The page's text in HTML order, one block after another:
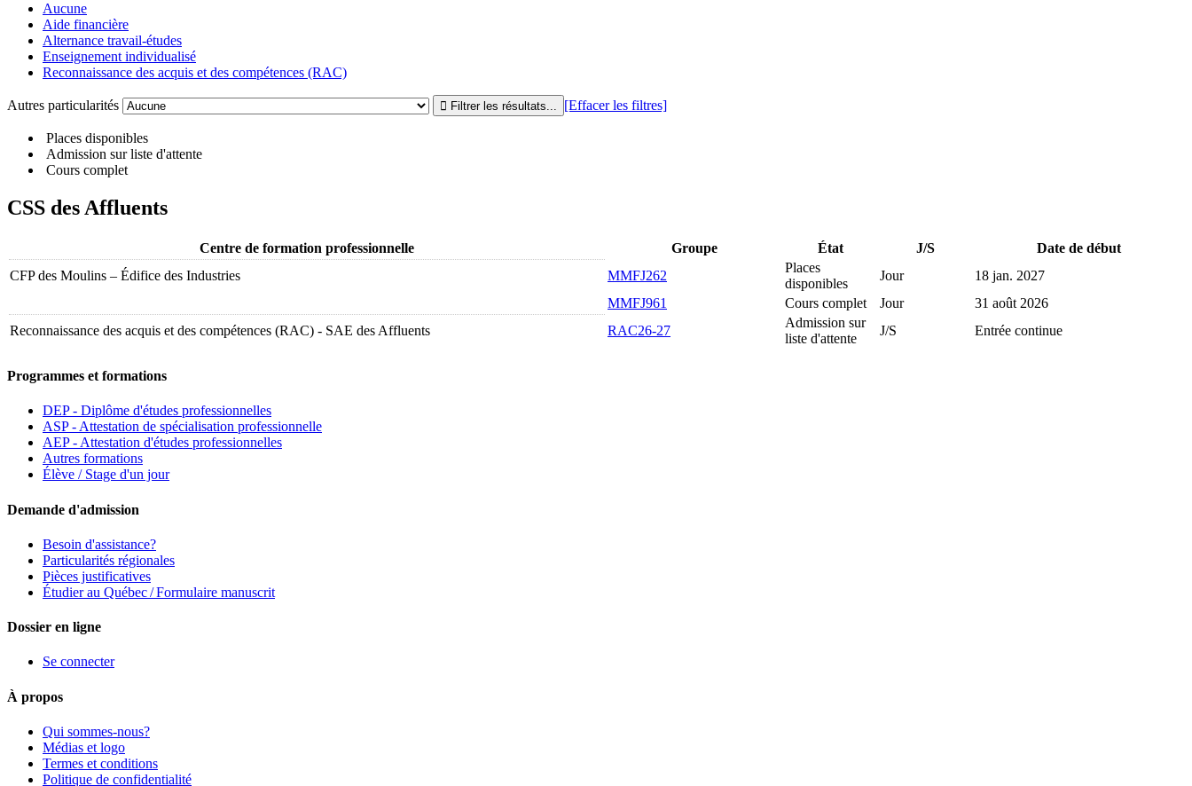
Aucune
Aide financière
Alternance travail-études
Enseignement individualisé
Reconnaissance des acquis et des compétences (RAC)
Autres particularités [Effacer les filtres]
Places disponibles
Admission sur liste d'attente
Cours complet
CSS des Affluents
Centre de formation professionnelle Groupe État J/S
Date de début
CFP des Moulins – Édifice des Industries
MMFJ262
Places
disponibles
Jour
18 jan. 2027
MMFJ961
Cours complet Jour
31 août 2026
Reconnaissance des acquis et des compétences (RAC) - SAE des Affluents
RAC26-27
Admission sur
liste d'attente
J/S Entrée continue
Programmes et formations
DEP - Diplôme d'études professionnelles
ASP - Attestation de spécialisation professionnelle
AEP - Attestation d'études professionnelles
Autres formations
Élève / Stage d'un jour
Demande d'admission
Besoin d'assistance?
Particularités régionales
Pièces justificatives
Étudier au Québec / Formulaire manuscrit
Dossier en ligne
Se connecter
À propos
Qui sommes-nous?
Médias et logo
Termes et conditions
Politique de confidentialité